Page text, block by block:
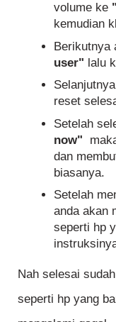
volume ke
kemudian
Berikutnya
user" lalu
reset
Setelah
now"
dan
biasanya.
Setelah
anda akan
seperti hp
Nah selesai
seperti hp yang